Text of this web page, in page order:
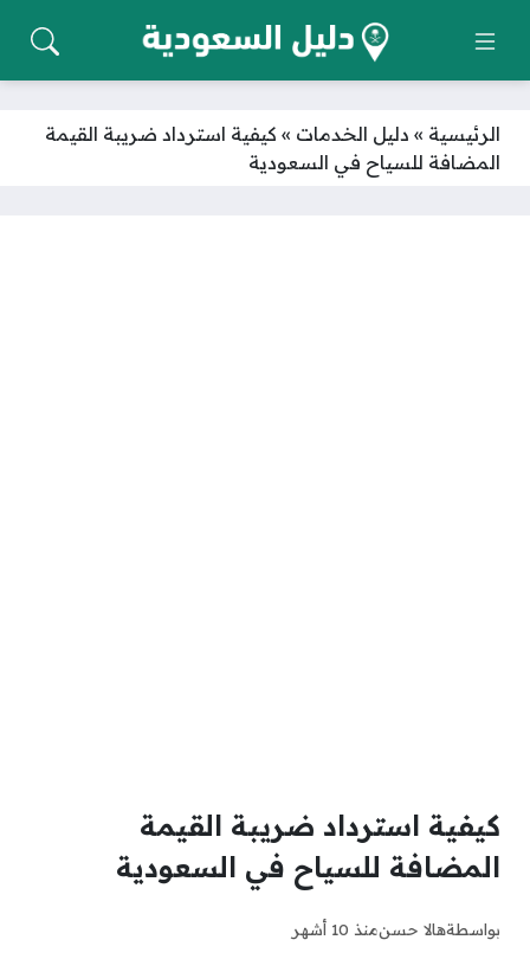
الرئيسية » دليل الخدمات » كيفية استرداد ضريبة القيمة
المضافة للسياح في السعودية
كيفية استرداد ضريبة القيمة
المضافة للسياح في السعودية
بواسطةهالا حسنمنذ 10 أشهر